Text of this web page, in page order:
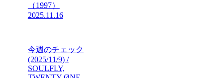
（1997）
2025.11.16
今週のチェック
(2025/11/9) /
SOULFLY,